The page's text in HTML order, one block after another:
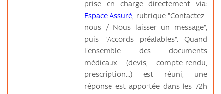
prise en charge directement via:
Espace Assuré, rubrique "Contactez-
nous / Nous laisser un message",
puis "Accords préalables". Quand
l'ensemble des documents
médicaux (devis, compte-rendu,
prescription...) est réuni, une
réponse est apportée dans les 72h